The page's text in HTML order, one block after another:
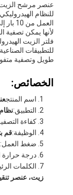
عنصر مرشح
للنظام
فلتر الزيت
للتطبيقات
طويل وتصفية
الخصائص:
اسم المنتج
التطبيق:
كفاءة
الوظيفة:قم
ضغط العمل:
درجة حرارة
الكلمات
زيت، عنصر